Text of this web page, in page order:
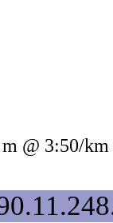
@ 3:50/km